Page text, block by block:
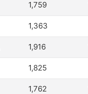
1,759
1,363
1,916
1,825
1,762